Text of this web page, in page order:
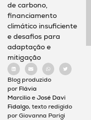
de carbono,
financiamento
climático insuficiente
e desafios para
adaptação e
mitigação
Blog produzido
por Flávia
MarcilioeJosé Davi
Fidalgo, texto redigido
por Giovanna Parigi